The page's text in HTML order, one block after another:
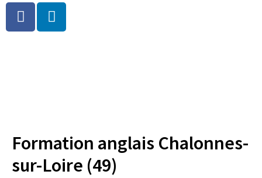
Formation anglais Chalonnes-
sur-Loire (49)